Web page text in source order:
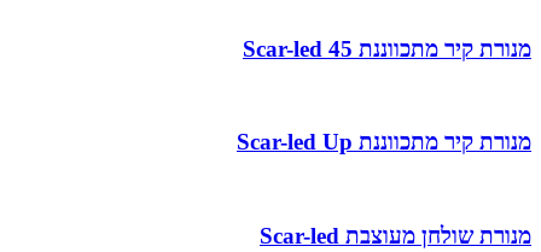
מנורת קיר מתכווננת Scar-led 45
מנורת קיר מתכווננת Scar-led Up
מנורת שולחן מעוצבת Scar-led